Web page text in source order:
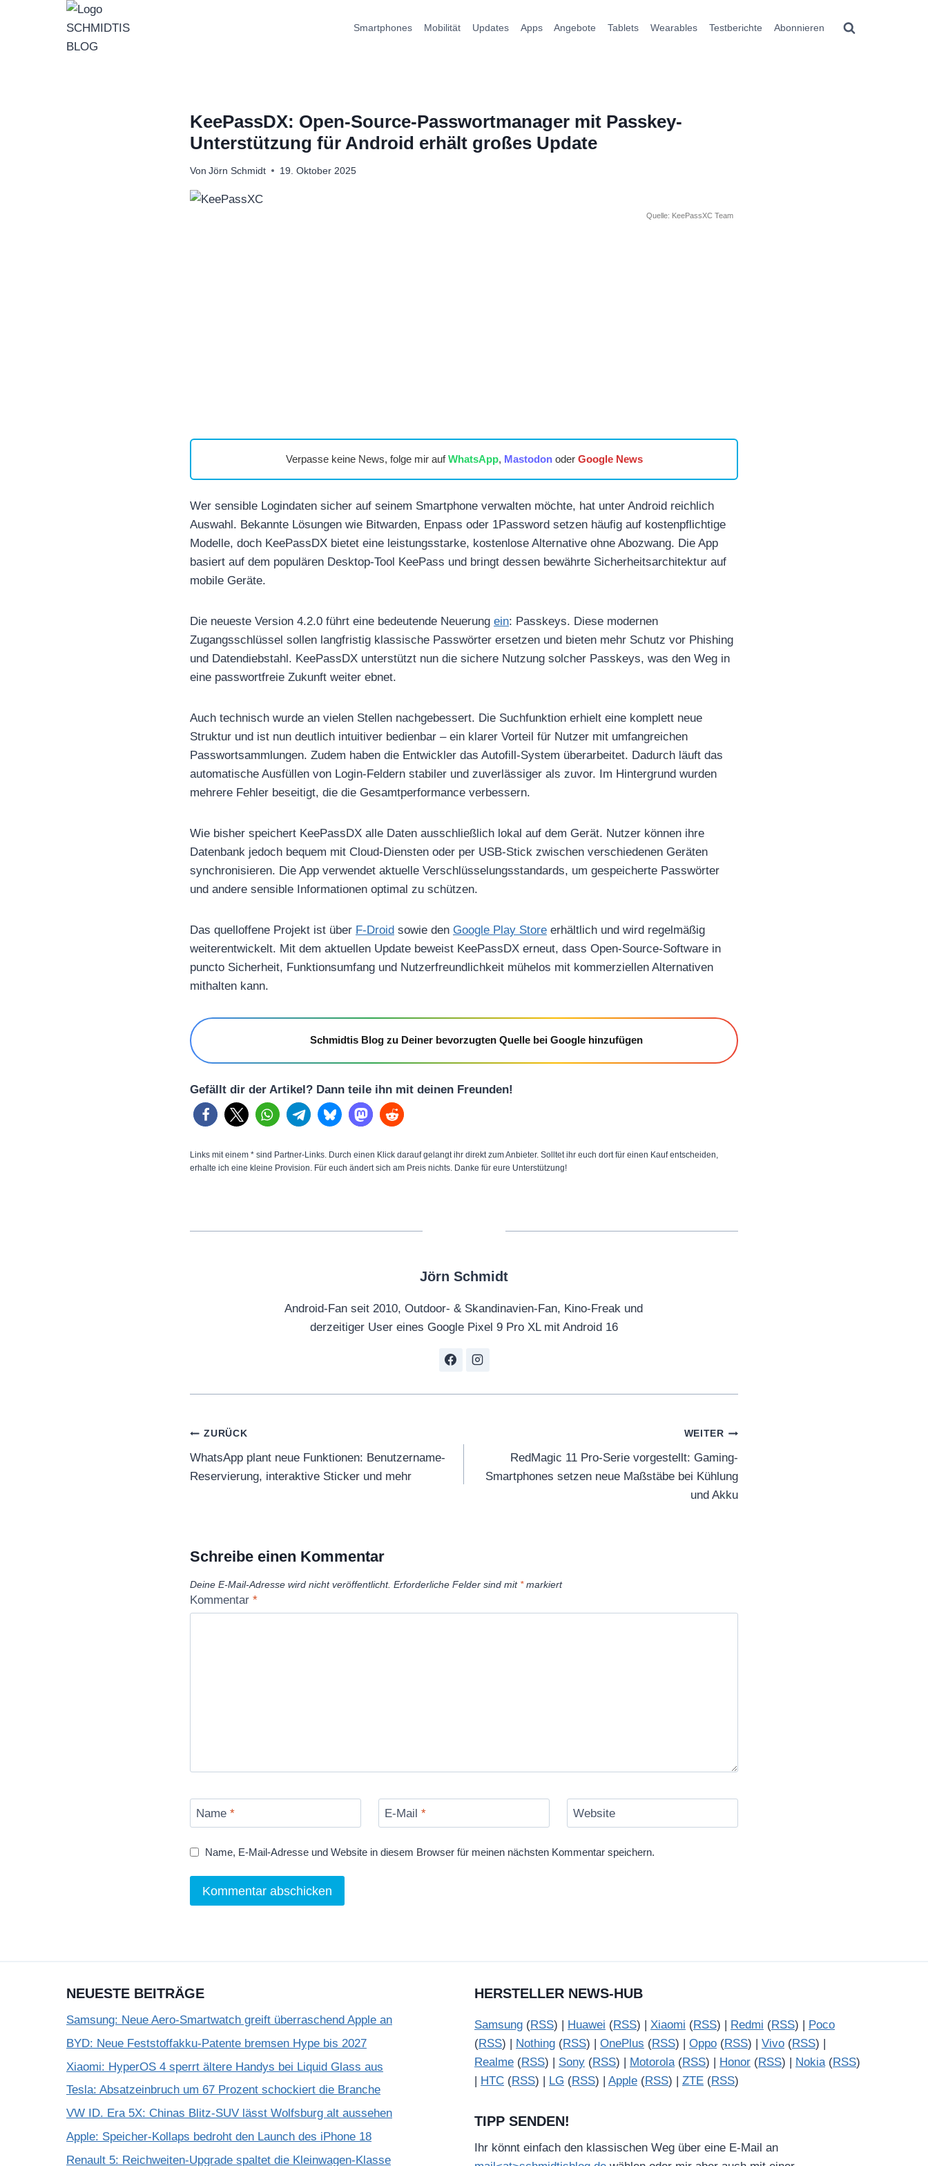
Smartphones Mobilität Updates Apps Angebote Tablets Wearables Testberichte Abonnieren
KeePassDX: Open-Source-Passwortmanager mit Passkey-
Unterstützung für Android erhält großes Update
Von Jörn Schmidt 19. Oktober 2025
Quelle: KeePassXC Team
Verpasse keine News, folge mir aufWhatsApp, Mastodonoder Google News
Wer sensible Logindaten sicher auf seinem Smartphone verwalten möchte, hat unter Android reichlich
Auswahl. Bekannte Lösungen wie Bitwarden, Enpass oder 1Password setzen häufig auf kostenpflichtige
Modelle, doch KeePassDX bietet eine leistungsstarke, kostenlose Alternative ohne Abozwang. Die App
basiert auf dem populären Desktop-Tool KeePass und bringt dessen bewährte Sicherheitsarchitektur auf
mobile Geräte.
Die neueste Version 4.2.0 führt eine bedeutende Neuerung ein: Passkeys. Diese modernen
Zugangsschlüssel sollen langfristig klassische Passwörter ersetzen und bieten mehr Schutz vor Phishing
und Datendiebstahl. KeePassDX unterstützt nun die sichere Nutzung solcher Passkeys, was den Weg in
eine passwortfreie Zukunft weiter ebnet.
Auch technisch wurde an vielen Stellen nachgebessert. Die Suchfunktion erhielt eine komplett neue
Struktur und ist nun deutlich intuitiver bedienbar – ein klarer Vorteil für Nutzer mit umfangreichen
Passwortsammlungen. Zudem haben die Entwickler das Autofill-System überarbeitet. Dadurch läuft das
automatische Ausfüllen von Login-Feldern stabiler und zuverlässiger als zuvor. Im Hintergrund wurden
mehrere Fehler beseitigt, die die Gesamtperformance verbessern.
Wie bisher speichert KeePassDX alle Daten ausschließlich lokal auf dem Gerät. Nutzer können ihre
Datenbank jedoch bequem mit Cloud-Diensten oder per USB-Stick zwischen verschiedenen Geräten
synchronisieren. Die App verwendet aktuelle Verschlüsselungsstandards, um gespeicherte Passwörter
und andere sensible Informationen optimal zu schützen.
Das quelloffene Projekt ist über F-Droid sowie den Google Play Store erhältlich und wird regelmäßig
weiterentwickelt. Mit dem aktuellen Update beweist KeePassDX erneut, dass Open-Source-Software in
puncto Sicherheit, Funktionsumfang und Nutzerfreundlichkeit mühelos mit kommerziellen Alternativen
mithalten kann.
Schmidtis Blog zu Deiner bevorzugten Quelle bei Google hinzufügen
Gefällt dir der Artikel? Dann teile ihn mit deinen Freunden!
Links mit einem * sind Partner-Links. Durch einen Klick darauf gelangt ihr direkt zum Anbieter. Solltet ihr euch dort für einen Kauf entscheiden,
erhalte ich eine kleine Provision. Für euch ändert sich am Preis nichts. Danke für eure Unterstützung!
Jörn Schmidt
Android-Fan seit 2010, Outdoor- & Skandinavien-Fan, Kino-Freak und
derzeitiger User eines Google Pixel 9 Pro XL mit Android 16
Beitragsnavigation
ZURÜCK
WhatsApp plant neue Funktionen: Benutzername-
Reservierung, interaktive Sticker und mehr
WEITER
RedMagic 11 Pro-Serie vorgestellt: Gaming-
Smartphones setzen neue Maßstäbe bei Kühlung
und Akku
Schreibe einen Kommentar
Deine E-Mail-Adresse wird nicht veröffentlicht. Erforderliche Felder sind mit *markiert
Kommentar *
Name * E-Mail * Website
Name, E-Mail-Adresse und Website in diesem Browser für meinen nächsten Kommentar speichern.
NEUESTE BEITRÄGE
Samsung: Neue Aero-Smartwatch greift überraschend Apple an
BYD: Neue Feststoffakku-Patente bremsen Hype bis 2027
Xiaomi: HyperOS 4 sperrt ältere Handys bei Liquid Glass aus
Tesla: Absatzeinbruch um 67 Prozent schockiert die Branche
VW ID. Era 5X: Chinas Blitz-SUV lässt Wolfsburg alt aussehen
Apple: Speicher-Kollaps bedroht den Launch des iPhone 18
Renault 5: Reichweiten-Upgrade spaltet die Kleinwagen-Klasse
HERSTELLER NEWS-HUB
Samsung (RSS) | Huawei (RSS) | Xiaomi (RSS) | Redmi (RSS) | Poco
(RSS) | Nothing (RSS) | OnePlus (RSS) | Oppo (RSS) | Vivo (RSS) |
Realme (RSS) | Sony (RSS) | Motorola(RSS) | Honor (RSS) | Nokia(RSS)
| HTC (RSS) | LG (RSS) | Apple (RSS) | ZTE (RSS)
TIPP SENDEN!
Ihr könnt einfach den klassischen Weg über eine E-Mail an